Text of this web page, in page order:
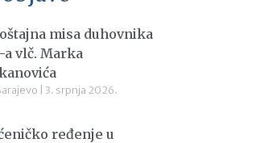
misa duhovnika
a vlč. Marka
3. srpnja 2026.
ređenje u